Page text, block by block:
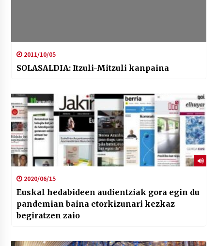
2011/10/05
SOLASALDIA: Itzuli-Mitzuli kanpaina
2020/06/15
Euskal hedabideen audientziak gora egin du
pandemian baina etorkizunari kezkaz
begiratzen zaio